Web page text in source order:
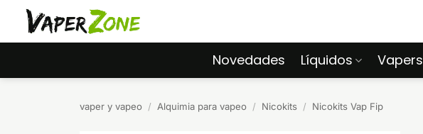
Saltar
contenido
Novedades Líquidos Vapers
vaper y vapeo / Alquimia para vapeo / Nicokits / Nicokits Vap Fip